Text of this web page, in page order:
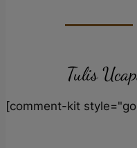
Tulis
[comment-kit